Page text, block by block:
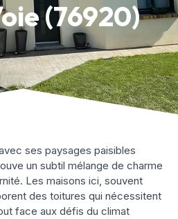
(76920)
ses paysages paisibles
un subtil mélange de charme
Les maisons ici, souvent
des toitures qui nécessitent
face aux défis du climat